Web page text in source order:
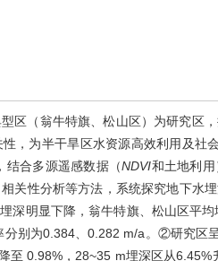
区（翁牛特旗、松山区）为研究区
，为半干旱区水资源高效利用及社
结合多源遥感数据（NDVI和土地利
关性分析等方法，系统探究地下水
深明显下降，翁牛特旗、松山区平
别为0.384、0.282 m/a。②研究区
至 0.98%，28~35 m埋深区从